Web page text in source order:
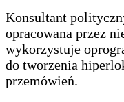
Konsultant
opracowana przez
wykorzystuje
do tworzenia
przemówień.